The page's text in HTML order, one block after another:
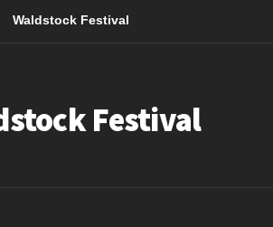
Waldstock Festival
Festival